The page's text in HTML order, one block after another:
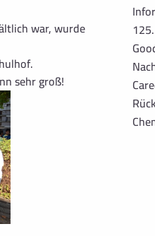
war, wurde
sehr groß!